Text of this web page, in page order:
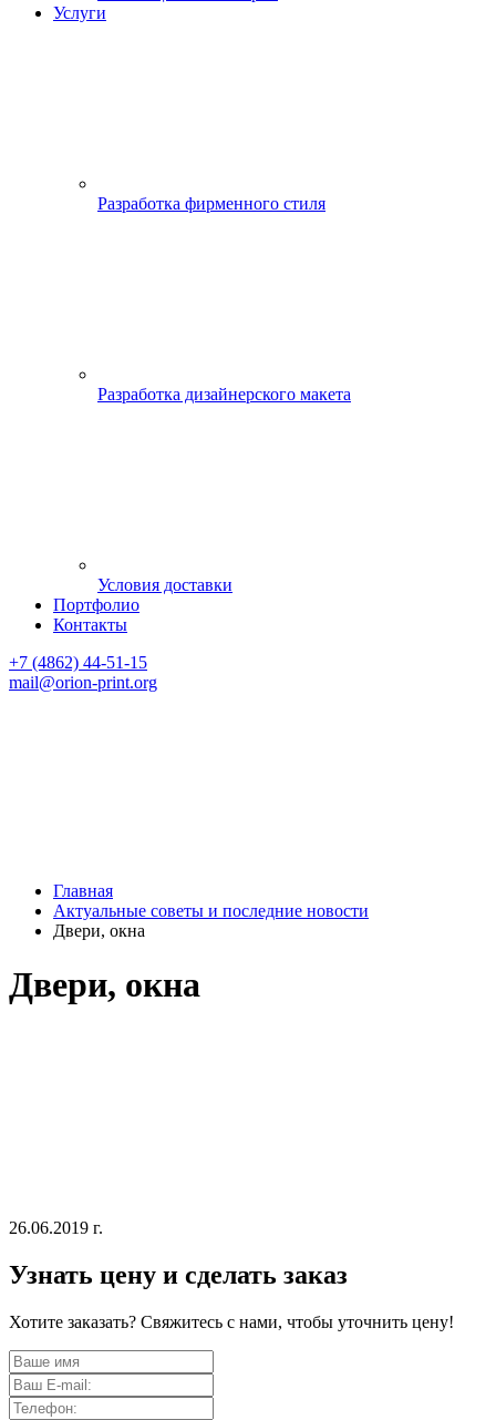
Услуги
Разработка фирменного стиля
Разработка дизайнерского макета
Условия доставки
Портфолио
Контакты
+7 (4862) 44-51-15
mail@orion-print.org
Главная
Актуальные советы и последние новости
Двери, окна
Двери, окна
26.06.2019 г.
Узнать цену и сделать заказ
Хотите заказать? Свяжитесь с нами, чтобы уточнить цену!